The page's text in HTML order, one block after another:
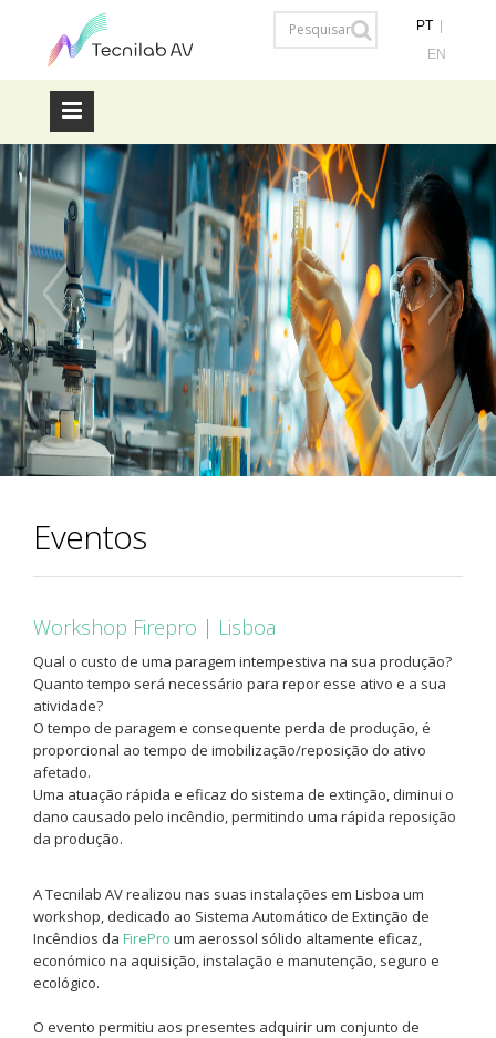
PT
EN
Eventos
Workshop Firepro | Lisboa
Qual o custo de uma paragem intempestiva na sua produção?
Quanto tempo será necessário para repor esse ativo e a sua
atividade?
O tempo de paragem e consequente perda de produção, é
proporcional ao tempo de imobilização/reposição do ativo
afetado.
Uma atuação rápida e eficaz do sistema de extinção, diminui o
dano causado pelo incêndio, permitindo uma rápida reposição
da produção.
A Tecnilab AV realizou nas suas instalações em Lisboa um
workshop, dedicado ao Sistema Automático de Extinção de
Incêndios da FirePro um aerossol sólido altamente eficaz,
económico na aquisição, instalação e manutenção, seguro e
ecológico.
O evento permitiu aos presentes adquirir um conjunto de